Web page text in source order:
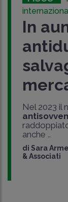
In
Nel 2023 il
anche ..
di Sara
& Associati